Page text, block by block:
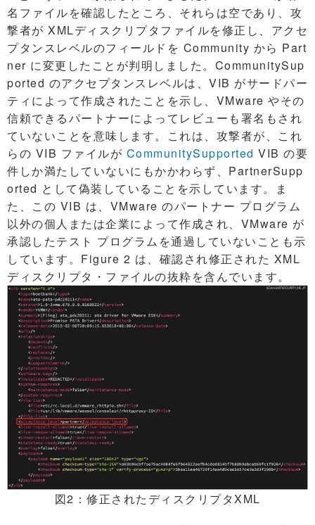
名ファイルを確認したところ、それらは空であり、攻
撃者が XMLディスクリプタファイルを修正し、アクセ
プタンスレベルのフィールドを Community から Part
ner に変更したことが判明しました。CommunitySup
ported のアクセプタンスレベルは、VIB がサードパー
ティによって作成されたことを示し、VMware やその
信頼できるパートナーによってレビューも署名もされ
ていないことを意味します。これは、攻撃者が、これ
らの VIB ファイルが CommunitySupported VIB の要
件しか満たしていないにもかかわらず、PartnerSupp
orted として偽装していることを示しています。ま
た、この VIB は、VMware のパートナー プログラム
以外の個人または企業によって作成され、VMware が
承認したテスト プログラムを通過していないことも示
しています。Figure 2 は、確認され修正された XML
ディスクリプタ・ファイルの抜粋を含んでいます。
図2：修正されたディスクリプタXML